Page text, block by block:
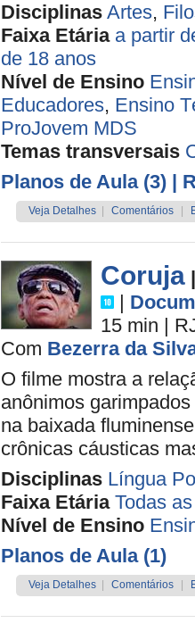
Disciplinas Artes,
Faixa Etária a partir
de 18 anos
Nível de Ensino
Educadores, Ensino
ProJovem MDS
Temas transversais
Planos de Aula (3) |
Veja Detalhes Comentários
Coruja
|
15 min |
Com Bezerra da
O filme mostra a
anônimos
na baixada
crônicas cáusticas
Disciplinas Língua
Faixa Etária Todas
Nível de Ensino
Planos de Aula (1)
Veja Detalhes Comentários